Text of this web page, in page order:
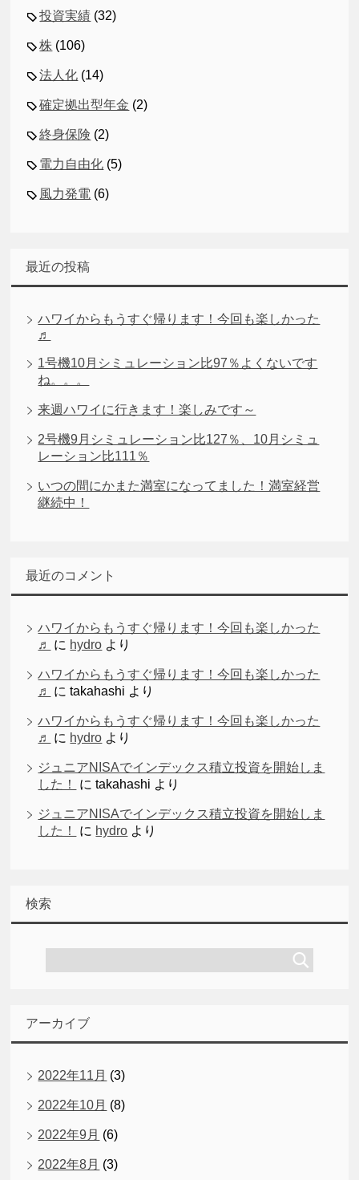
投資実績 (32)
株 (106)
法人化 (14)
確定拠出型年金 (2)
終身保険 (2)
電力自由化 (5)
風力発電 (6)
最近の投稿
ハワイからもうすぐ帰ります！今回も楽しかった
♬
1号機10月シミュレーション比97％よくないです
ね。。。
来週ハワイに行きます！楽しみです～
2号機9月シミュレーション比127％、10月シミュ
レーション比111％
いつの間にかまた満室になってました！満室経営
継続中！
最近のコメント
ハワイからもうすぐ帰ります！今回も楽しかった
♬
に hydro より
ハワイからもうすぐ帰ります！今回も楽しかった
♬
にtakahashi より
ハワイからもうすぐ帰ります！今回も楽しかった
♬
に hydro より
ジュニアNISAでインデックス積立投資を開始しま
した！
にtakahashi より
ジュニアNISAでインデックス積立投資を開始しま
した！
に hydro より
検索
アーカイブ
2022年11月 (3)
2022年10月 (8)
2022年9月 (6)
2022年8月 (3)